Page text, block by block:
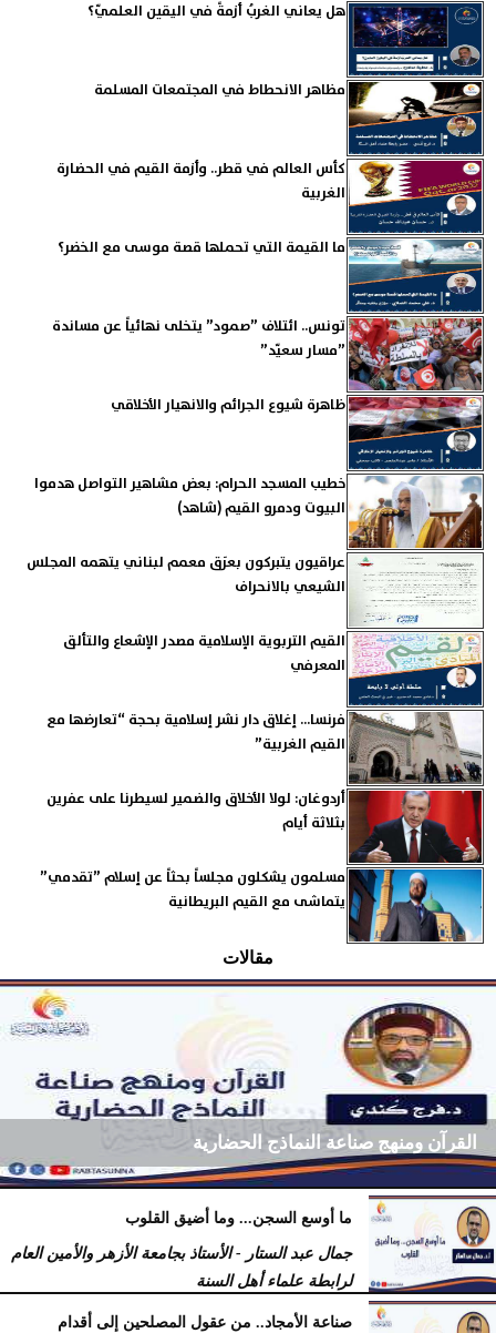
هل يعاني الغربُ أزمةً في اليقين العلميّ؟
مظاهر الانحطاط في المجتمعات المسلمة
كأس العالم في قطر.. وأزمة القيم في الحضارة
الغربية
ما القيمة التي تحملها قصة موسى مع الخضر؟
تونس.. ائتلاف ”صمود” يتخلى نهائياً عن مساندة
”مسار سعيّد”
ظاهرة شيوع الجرائم والانهيار الأخلاقي
خطيب المسجد الحرام: بعض مشاهير التواصل هدموا
البيوت ودمرو القيم (شاهد)
عراقيون يتبركون بعرَق معمم لبناني يتهمه المجلس
الشيعي بالانحراف
القيم التربوية الإسلامية مصدر الإشعاع والتألق
المعرفي
فرنسا... إغلاق دار نشر إسلامية بحجة “تعارضها مع
القيم الغربية”
أردوغان: لولا الأخلاق والضمير لسيطرنا على عفرين
بثلاثة أيام
مسلمون يشكلون مجلساً بحثاً عن إسلام ”تقدمي”
يتماشى مع القيم البريطانية
مقالات
القرآن ومنهج صناعة النماذج الحضارية
فرج كُندي - رئيس مركز الكُندي للدراسات والبحوث
السبت، 18 يوليو 2026 09:14 مـ
ما أوسع السجن... وما أضيق القلوب
جمال عبد الستار - الأستاذ بجامعة الأزهر والأمين العام
لرابطة علماء أهل السنة
السبت، 18 يوليو 2026 12:29 مـ
صناعة الأمجاد.. من عقول المصلحين إلى أقدام